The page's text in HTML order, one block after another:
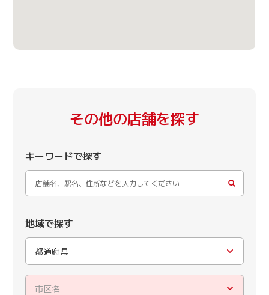
その他の店舗を探す
キーワードで探す
地域で探す
都道府県
市区名